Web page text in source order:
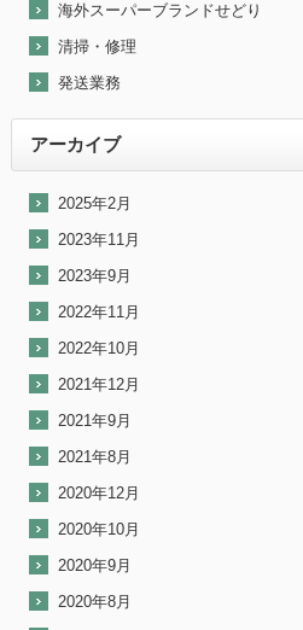
海外スーパーブランドせどり
清掃・修理
発送業務
アーカイブ
2025年2月
2023年11月
2023年9月
2022年11月
2022年10月
2021年12月
2021年9月
2021年8月
2020年12月
2020年10月
2020年9月
2020年8月